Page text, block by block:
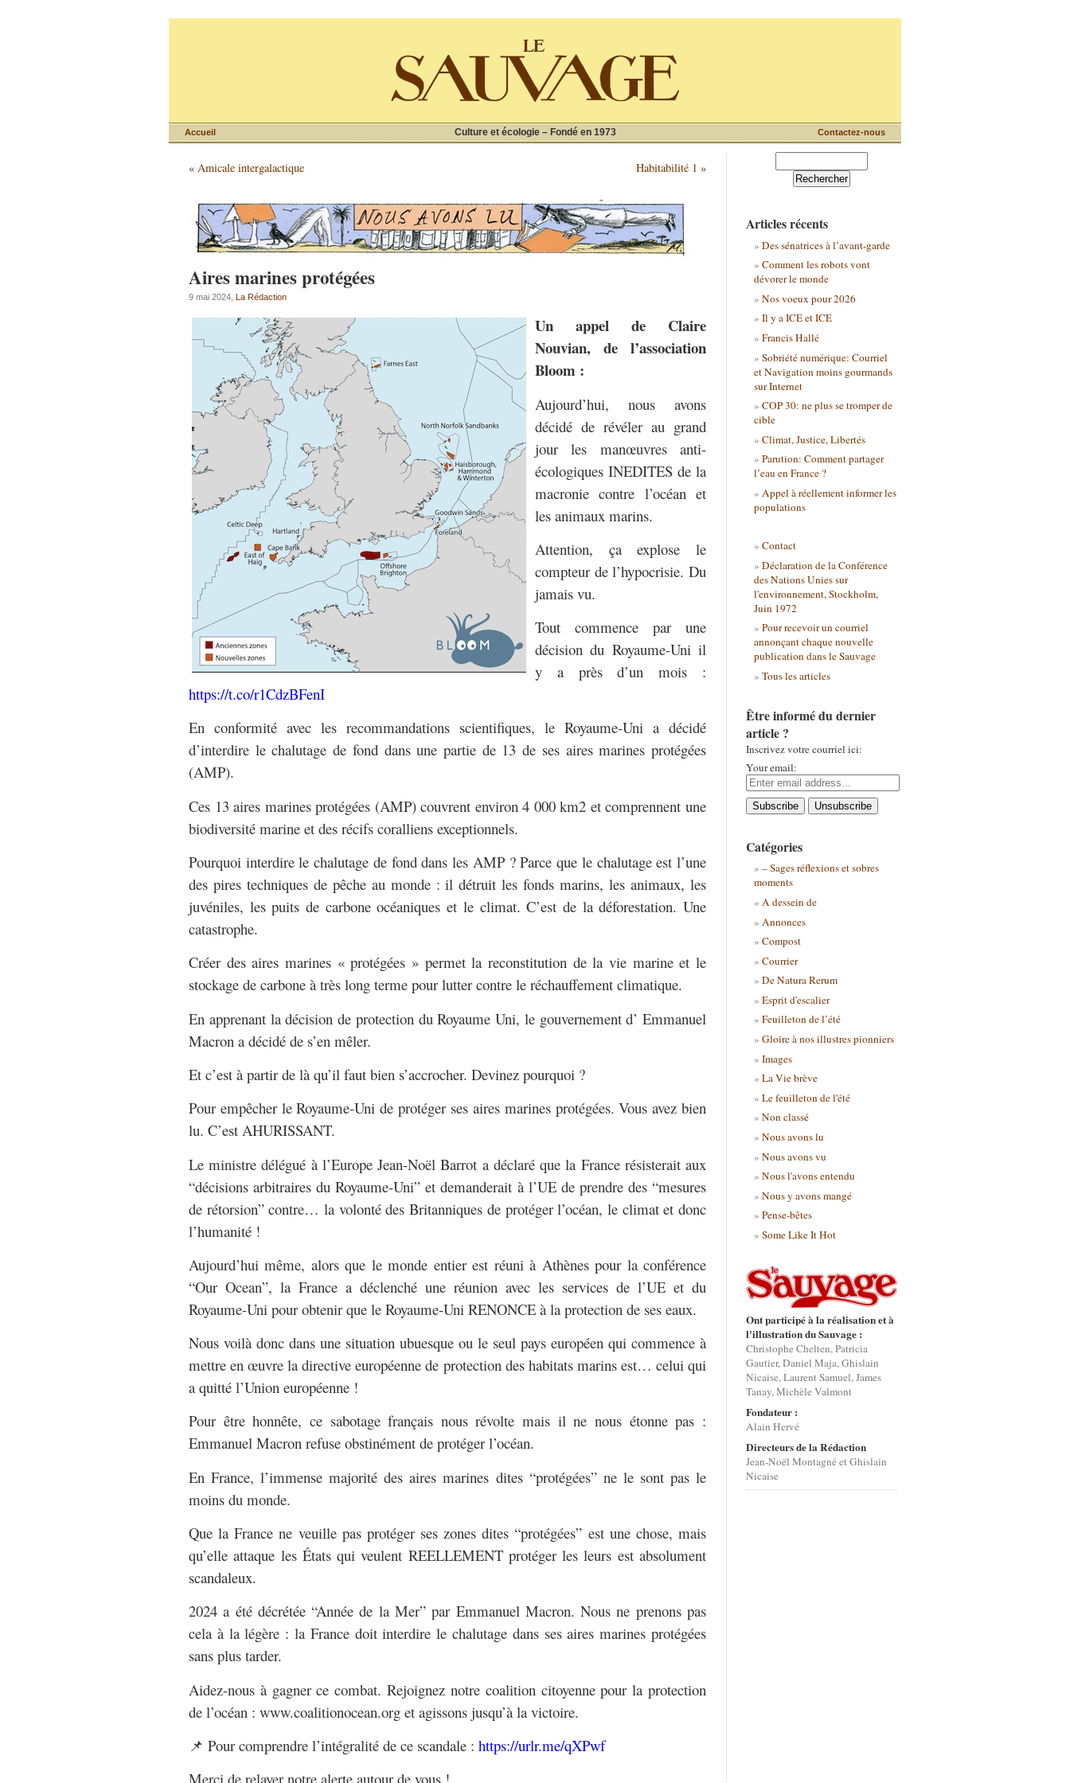
Culture et écologie – Fondé en 1973
Accueil Contactez-nous
« Amicale intergalactique Habitabilité 1 »
Aires marines protégées
9 mai 2024, La Rédaction
Un appel de Claire
Nouvian, de l’association
Bloom :
Aujourd’hui, nous avons
décidé de révéler au grand
jour les manœuvres anti-
écologiques INEDITES de la
macronie contre l’océan et
les animaux marins.
Attention, ça explose le
compteur de l’hypocrisie. Du
jamais vu.
Tout commence par une
décision du Royaume-Uni il
y a près d’un mois :
https://t.co/r1CdzBFenI
En conformité avec les recommandations scientifiques, le Royaume-Uni a décidé
d’interdire le chalutage de fond dans une partie de 13 de ses aires marines protégées
(AMP).
Ces 13 aires marines protégées (AMP) couvrent environ 4 000 km2 et comprennent une
biodiversité marine et des récifs coralliens exceptionnels.
Pourquoi interdire le chalutage de fond dans les AMP ? Parce que le chalutage est l’une
des pires techniques de pêche au monde : il détruit les fonds marins, les animaux, les
juvéniles, les puits de carbone océaniques et le climat. C’est de la déforestation. Une
catastrophe.
Créer des aires marines « protégées » permet la reconstitution de la vie marine et le
stockage de carbone à très long terme pour lutter contre le réchauffement climatique.
En apprenant la décision de protection du Royaume Uni, le gouvernement d’ Emmanuel
Macron a décidé de s’en mêler.
Et c’est à partir de là qu’il faut bien s’accrocher. Devinez pourquoi ?
Pour empêcher le Royaume-Uni de protéger ses aires marines protégées. Vous avez bien
lu. C’est AHURISSANT.
Le ministre délégué à l’Europe Jean-Noël Barrot a déclaré que la France résisterait aux
“décisions arbitraires du Royaume-Uni” et demanderait à l’UE de prendre des “mesures
de rétorsion” contre… la volonté des Britanniques de protéger l’océan, le climat et donc
l’humanité !
Aujourd’hui même, alors que le monde entier est réuni à Athènes pour la conférence
“Our Ocean”, la France a déclenché une réunion avec les services de l’UE et du
Royaume-Uni pour obtenir que le Royaume-Uni RENONCE à la protection de ses eaux.
Nous voilà donc dans une situation ubuesque ou le seul pays européen qui commence à
mettre en œuvre la directive européenne de protection des habitats marins est… celui qui
a quitté l’Union européenne !
Pour être honnête, ce sabotage français nous révolte mais il ne nous étonne pas :
Emmanuel Macron refuse obstinément de protéger l’océan.
En France, l’immense majorité des aires marines dites “protégées” ne le sont pas le
moins du monde.
Que la France ne veuille pas protéger ses zones dites “protégées” est une chose, mais
qu’elle attaque les États qui veulent REELLEMENT protéger les leurs est absolument
scandaleux.
2024 a été décrétée “Année de la Mer” par Emmanuel Macron. Nous ne prenons pas
cela à la légère : la France doit interdire le chalutage dans ses aires marines protégées
sans plus tarder.
Aidez-nous à gagner ce combat. Rejoignez notre coalition citoyenne pour la protection
de l’océan : www.coalitionocean.org et agissons jusqu’à la victoire.
📌 Pour comprendre l’intégralité de ce scandale : https://urlr.me/qXPwf
Merci de relayer notre alerte autour de vous !
Articles récents
Des sénatrices à l’avant-garde
Comment les robots vont
dévorer le monde
Nos voeux pour 2026
Il y a ICE et ICE
Francis Hallé
Sobriété numérique: Courriel
et Navigation moins gourmands
sur Internet
COP 30: ne plus se tromper de
cible
Climat, Justice, Libertés
Parution: Comment partager
l’eau en France ?
Appel à réellement informer les
populations
Contact
Déclaration de la Conférence
des Nations Unies sur
l'environnement, Stockholm,
Juin 1972
Pour recevoir un courriel
annonçant chaque nouvelle
publication dans le Sauvage
Tous les articles
Être informé du dernier
article ?
Inscrivez votre courriel ici:
Your email:
Catégories
– Sages réflexions et sobres
moments
A dessein de
Annonces
Compost
Courrier
De Natura Rerum
Esprit d'escalier
Feuilleton de l’été
Gloire à nos illustres pionniers
Images
La Vie brève
Le feuilleton de l'été
Non classé
Nous avons lu
Nous avons vu
Nous l'avons entendu
Nous y avons mangé
Pense-bêtes
Some Like It Hot
Ont participé à la réalisation et à
l'illustration du Sauvage :
Christophe Chelten, Patricia
Gautier, Daniel Maja, Ghislain
Nicaise, Laurent Samuel, James
Tanay, Michèle Valmont
Fondateur :
Alain Hervé
Directeurs de la Rédaction
Jean-Noël Montagné et Ghislain
Nicaise